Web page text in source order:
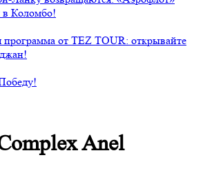
в Коломбо!
программа от TEZ TOUR: открывайте
Anel